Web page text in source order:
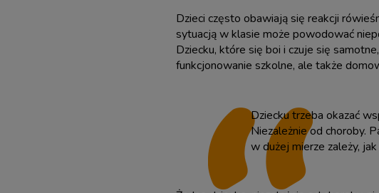
Dzieci często obawiają się reakcji
sytuacją w klasie może powodować
Dziecku, które się boi i czuje się
funkcjonowanie szkolne, ale także
Dziecku trzeba okazać
Niezależnie od choroby.
w dużej mierze zależy,